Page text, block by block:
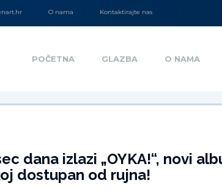
O nama Kontaktirajte nas
POČETNA GLAZBA O NAMA
dana izlazi „OYKA!“, novi
dostupan od rujna!